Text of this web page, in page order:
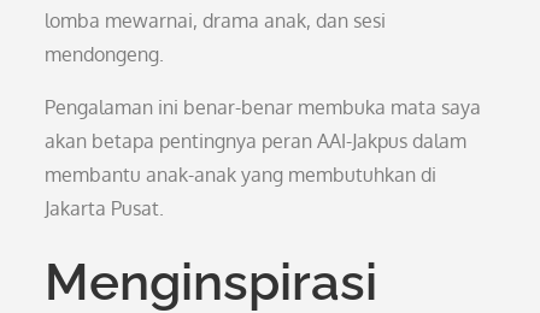
lomba mewarnai, drama anak, dan sesi
mendongeng.
Pengalaman ini benar-benar membuka mata saya
akan betapa pentingnya peran AAI-Jakpus dalam
membantu anak-anak yang membutuhkan di
Jakarta Pusat.
Menginspirasi